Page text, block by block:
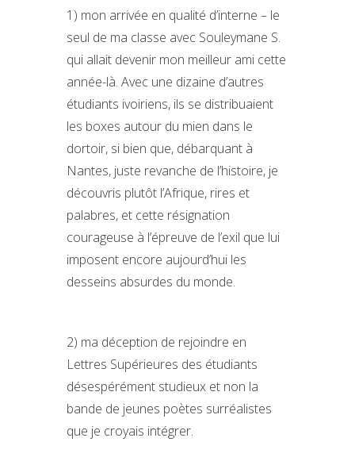
1) mon arrivée en qualité d’interne – le
seul de ma classe avec Souleymane S.
qui allait devenir mon meilleur ami cette
année-là. Avec une dizaine d’autres
étudiants ivoiriens, ils se distribuaient
les boxes autour du mien dans le
dortoir, si bien que, débarquant à
Nantes, juste revanche de l’histoire, je
découvris plutôt l’Afrique, rires et
palabres, et cette résignation
courageuse à l’épreuve de l’exil que lui
imposent encore aujourd’hui les
desseins absurdes du monde.
2) ma déception de rejoindre en
Lettres Supérieures des étudiants
désespérément studieux et non la
bande de jeunes poètes surréalistes
que je croyais intégrer.